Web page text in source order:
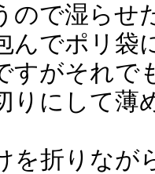
ので湿らせ
んでポリ袋
すがそれで
りにして薄
を折りなが